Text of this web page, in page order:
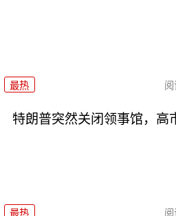
最热
特朗普突然关闭领事馆，高
最热